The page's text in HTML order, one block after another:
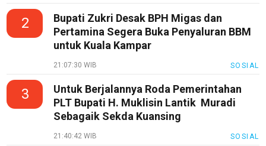
2
Bupati Zukri Desak BPH Migas dan
Pertamina Segera Buka Penyaluran BBM
untuk Kuala Kampar
21:07:30 WIB SOSIAL
3
Untuk Berjalannya Roda Pemerintahan
PLT Bupati H. Muklisin Lantik Muradi
Sebagaik Sekda Kuansing
21:40:42 WIB SOSIAL